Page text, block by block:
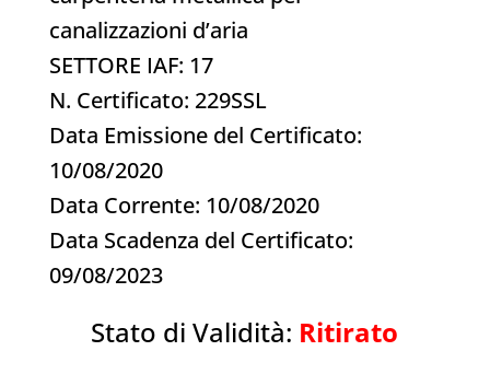
canalizzazioni d’aria
SETTORE IAF: 17
N. Certificato: 229SSL
Data Emissione del Certificato:
10/08/2020
Data Corrente: 10/08/2020
Data Scadenza del Certificato:
09/08/2023
Stato di Validità: Ritirato